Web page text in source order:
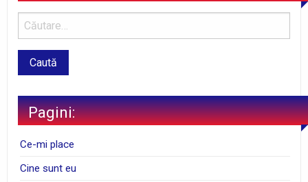
Pagini:
Ce-mi place
Cine sunt eu